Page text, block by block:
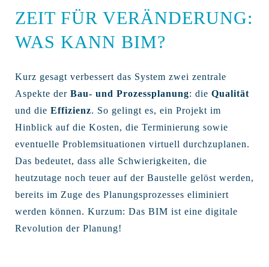
ZEIT FÜR VERÄNDERUNG:
WAS KANN BIM?
Kurz gesagt verbessert das System zwei zentrale
Aspekte der Bau- und Prozessplanung: die Qualität
und die Effizienz. So gelingt es, ein Projekt im
Hinblick auf die Kosten, die Terminierung sowie
eventuelle Problemsituationen virtuell durchzuplanen.
Das bedeutet, dass alle Schwierigkeiten, die
heutzutage noch teuer auf der Baustelle gelöst werden,
bereits im Zuge des Planungsprozesses eliminiert
werden können. Kurzum: Das BIM ist eine digitale
Revolution der Planung!